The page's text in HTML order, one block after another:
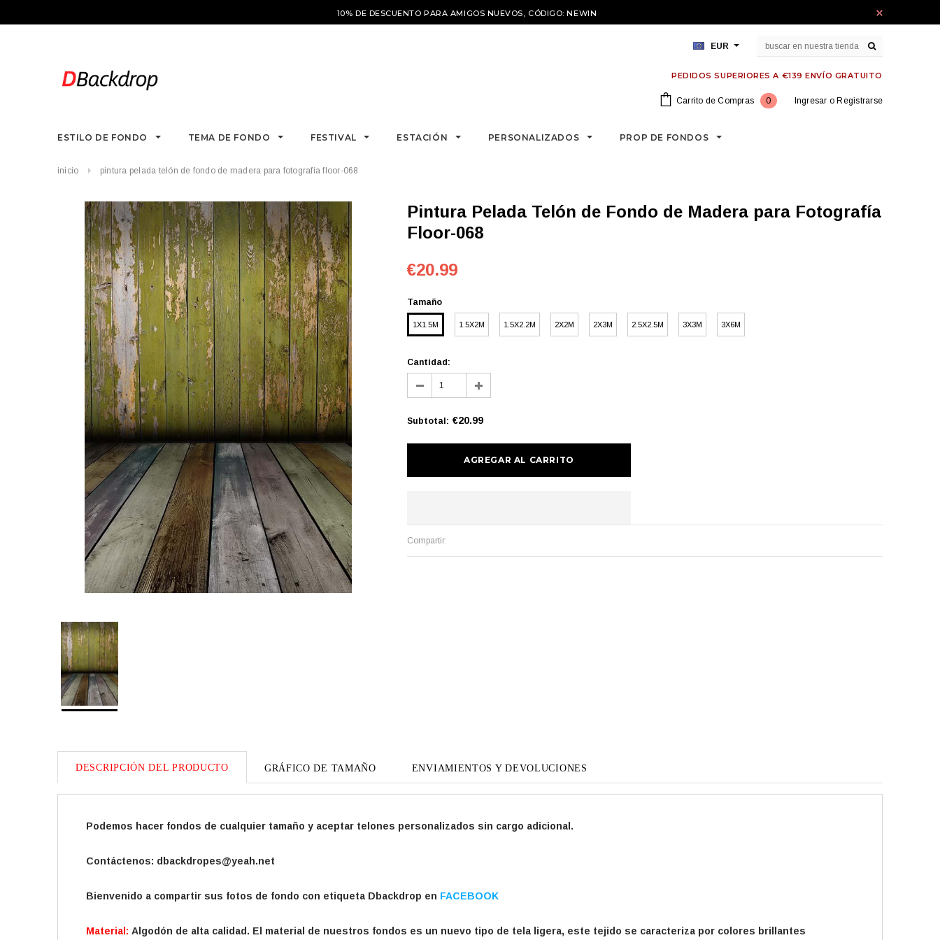
10% DE DESCUENTO PARA AMIGOS NUEVOS, CÓDIGO: NEWIN
EUR
PEDIDOS SUPERIORES A €139 ENVÍO GRATUITO
Ingresar o Registrarse
Carrito de Compras 0
ESTILO DE FONDO TEMA DE FONDO FESTIVAL ESTACIÓN PERSONALIZADOS PROP DE FONDOS
inicio pintura pelada telón de fondo de madera para fotografía floor-068
Pintura Pelada Telón de Fondo de Madera para Fotografía
Floor-068
€20.99
Tamaño
1X1.5M 1.5X2M 1.5X2.2M 2X2M 2X3M 2.5X2.5M 3X3M 3X6M
Cantidad:
Subtotal : €20.99
Compartir:
DESCRIPCIÓN DEL PRODUCTO GRÁFICO DE TAMAÑO ENVIAMIENTOS Y DEVOLUCIONES
Podemos hacer fondos de cualquier tamaño y aceptar telones personalizados sin cargo adicional.
Contáctenos: dbackdropes@yeah.net
Bienvenido a compartir sus fotos de fondo con etiqueta Dbackdrop en FACEBOOK
Material: Algodón de alta calidad. El material de nuestros fondos es un nuevo tipo de tela ligera, este tejido se caracteriza por colores brillantes